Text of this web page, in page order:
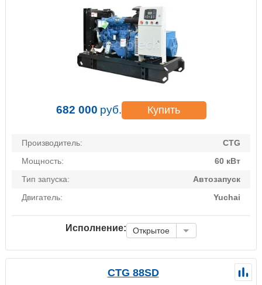
682 000 руб. Купить
Производитель:
CTG
Мощность:
60 кВт
Тип запуска:
Автозапуск
Двигатель:
Yuchai
Исполнение: Открытое
CTG 88SD